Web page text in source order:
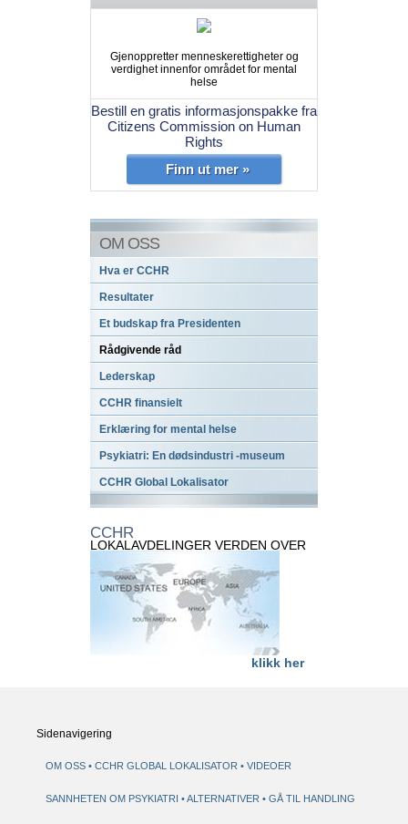
Gjenoppretter menneskerettigheter og
verdighet innenfor området for mental
helse
Bestill en gratis informasjonspakke fra
Citizens Commission on Human
Rights
Finn ut mer »
OM OSS
Hva er CCHR
Resultater
Et budskap fra Presidenten
Rådgivende råd
Lederskap
CCHR finansielt
Erklæring for mental helse
Psykiatri: En dødsindustri -museum
CCHR Global Lokalisator
CCHR
LOKALAVDELINGER VERDEN OVER
klikk her
Sidenavigering
OM OSS CCHR GLOBAL LOKALISATOR VIDEOER
SANNHETEN OM PSYKIATRI ALTERNATIVER GÅ TIL HANDLING